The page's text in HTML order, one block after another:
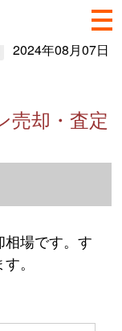
2024年08月07日
売却・査定
報（2023
場です。す
。